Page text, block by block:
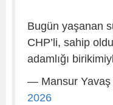
Bugün yaşanan
CHP’li, sahip
adamlığı
— Mansur Yavaş
2026